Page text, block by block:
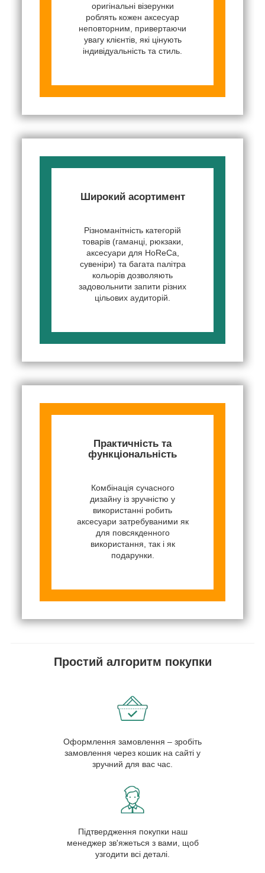
оригінальні візерунки
роблять кожен аксесуар
неповторним, привертаючи
увагу клієнтів, які цінують
індивідуальність та стиль.
Широкий асортимент
Різноманітність категорій
товарів (гаманці, рюкзаки,
аксесуари для HoReCa,
сувеніри) та багата палітра
кольорів дозволяють
задовольнити запити різних
цільових аудиторій.
Практичність та
функціональність
Комбінація сучасного
дизайну із зручністю у
використанні робить
аксесуари затребуваними як
для повсякденного
використання, так і як
подарунки.
Простий алгоритм покупки
Оформлення замовлення – зробіть
замовлення через кошик на сайті у
зручний для вас час.
Підтвердження покупки наш
менеджер зв'яжеться з вами, щоб
узгодити всі деталі.